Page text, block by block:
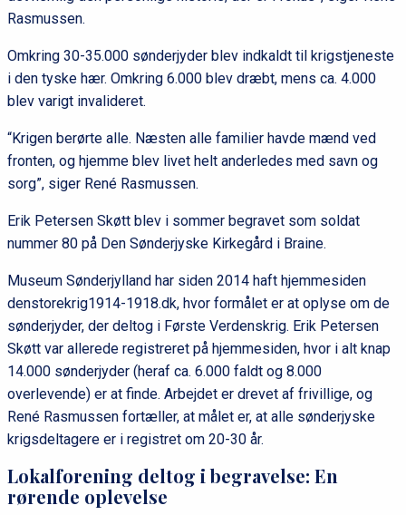
Rasmussen.
Omkring 30-35.000 sønderjyder blev indkaldt til krigstjeneste
i den tyske hær. Omkring 6.000 blev dræbt, mens ca. 4.000
blev varigt invalideret.
“Krigen berørte alle. Næsten alle familier havde mænd ved
fronten, og hjemme blev livet helt anderledes med savn og
sorg”, siger René Rasmussen.
Erik Petersen Skøtt blev i sommer begravet som soldat
nummer 80 på Den Sønderjyske Kirkegård i Braine.
Museum Sønderjylland har siden 2014 haft hjemmesiden
denstorekrig1914-1918.dk, hvor formålet er at oplyse om de
sønderjyder, der deltog i Første Verdenskrig. Erik Petersen
Skøtt var allerede registreret på hjemmesiden, hvor i alt knap
14.000 sønderjyder (heraf ca. 6.000 faldt og 8.000
overlevende) er at finde. Arbejdet er drevet af frivillige, og
René Rasmussen fortæller, at målet er, at alle sønderjyske
krigsdeltagere er i registret om 20-30 år.
Lokalforening deltog i begravelse: En
rørende oplevelse